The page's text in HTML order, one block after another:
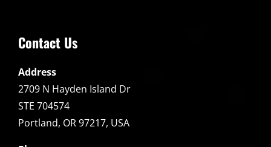
Contact Us
Address
2709 N Hayden Island Dr
STE 704574
Portland, OR 97217, USA